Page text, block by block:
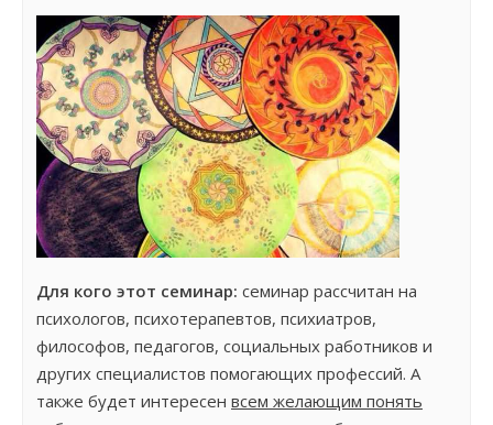
Для кого этот семинар: семинар рассчитан на
психологов, психотерапевтов, психиатров,
философов, педагогов, социальных работников и
других специалистов помогающих профессий. А
также будет интересен всем желающим понять